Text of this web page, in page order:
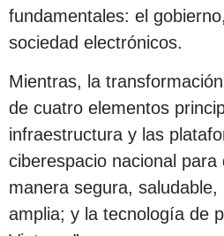
fundamentales: el
sociedad electrónicos.
Mientras, la
de cuatro elementos
infraestructura y las
ciberespacio nacional para
manera segura,
amplia; y la tecnología de